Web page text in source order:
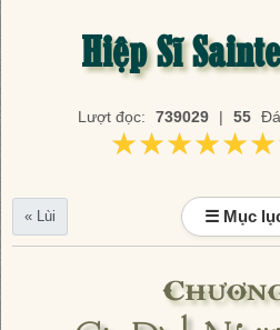
Hiệp Sĩ
Lượt đọc: 739029 | 55
« Lùi ☰ Mục